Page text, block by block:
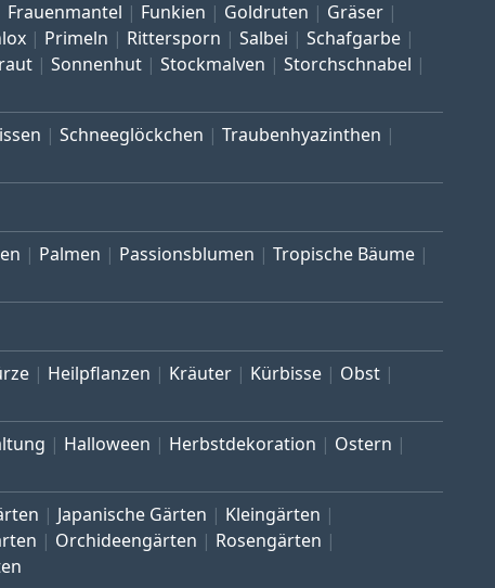
Frauenmantel Funkien Goldruten
Gräser
Primeln Rittersporn Salbei
Schafgarbe
Sonnenhut Stockmalven
Storchschnabel
Schneeglöckchen
Traubenhyazinthen
Palmen Passionsblumen
Tropische Bäume
Heilpflanzen Kräuter Kürbisse
Obst
Halloween Herbstdekoration
Ostern
Japanische Gärten
Kleingärten
Orchideengärten
Rosengärten